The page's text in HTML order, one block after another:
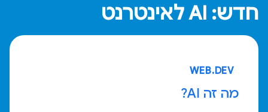
חדש: AI לאינטרנט
WEB.DEV
מה זה AI?